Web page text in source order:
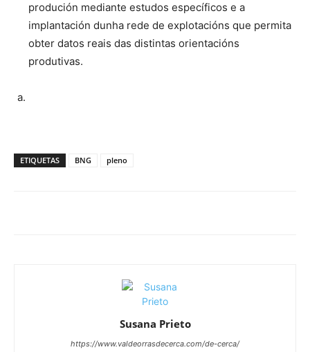
produción mediante estudos específicos e a
implantación dunha rede de explotacións que permita
obter datos reais das distintas orientacións
produtivas.
ETIQUETAS BNG pleno
Susana Prieto
https://www.valdeorrasdecerca.com/de-cerca/